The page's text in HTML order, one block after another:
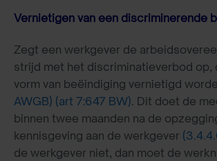
Vernietigen van een discriminerende
Zegt een werkgever de
strijd met het discriminatieverbod op,
vorm van beëindiging vernietigd
AWGB) (art 7:647 BW). Dit doet de
binnen twee maanden na de
kennisgeving aan de werkgever
de werkgever niet, dan moet de